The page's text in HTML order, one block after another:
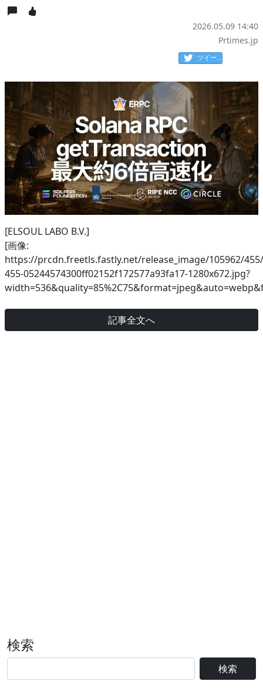
2026.05.09 14:40
Prtimes.jp
ツイート
[ELSOUL LABO B.V.]
[画像:
https://prcdn.freetls.fastly.net/release_image/105962/
455-05244574300ff02152f172577a93fa17-1280x672.jpg?
記事全文へ
検索
検索